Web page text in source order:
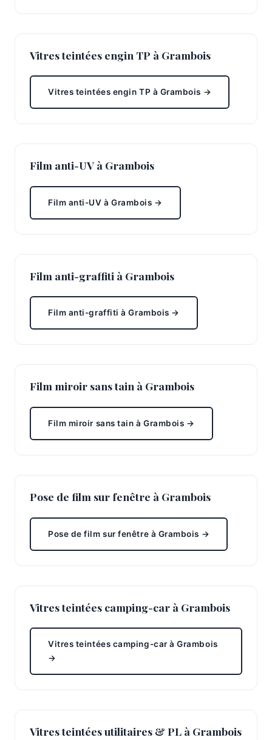
Vitres teintées engin TP à Grambois
Vitres teintées engin TP à Grambois →
Film anti-UV à Grambois
Film anti-UV à Grambois →
Film anti-graffiti à Grambois
Film anti-graffiti à Grambois →
Film miroir sans tain à Grambois
Film miroir sans tain à Grambois →
Pose de film sur fenêtre à Grambois
Pose de film sur fenêtre à Grambois →
Vitres teintées camping-car à Grambois
Vitres teintées camping-car à Grambois
→
Vitres teintées utilitaires & PL à Grambois